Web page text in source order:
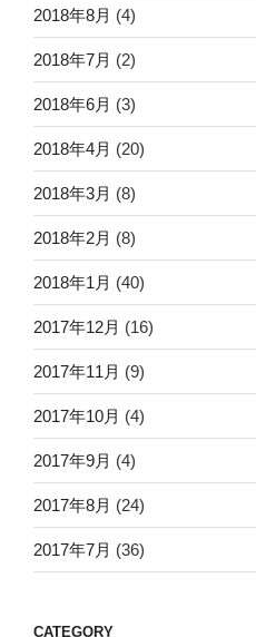
2018年8月 (4)
2018年7月 (2)
2018年6月 (3)
2018年4月 (20)
2018年3月 (8)
2018年2月 (8)
2018年1月 (40)
2017年12月 (16)
2017年11月 (9)
2017年10月 (4)
2017年9月 (4)
2017年8月 (24)
2017年7月 (36)
CATEGORY